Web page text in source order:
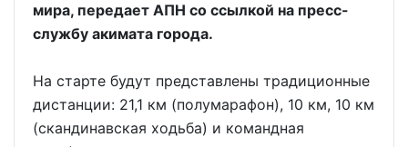
мира, передает АПН со ссылкой на пресс-
службу акимата города.
На старте будут представлены традиционные
дистанции: 21,1 км (полумарафон), 10 км, 10 км
(скандинавская ходьба) и командная